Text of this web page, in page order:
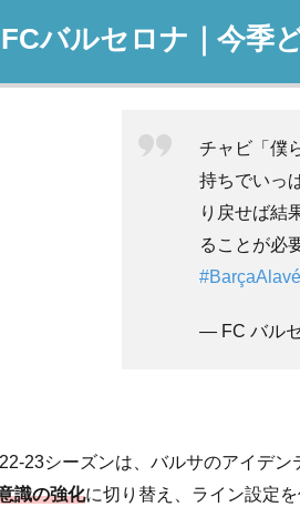
FCバルセロナ｜今季
チャビ「僕
持ちでいっ
り戻せば結
ることが必
— FC バル
23シーズンは、バルサのアイデ
識の強化に切り替え、ライン設定